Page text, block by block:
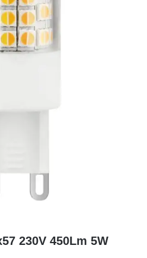
230V 450Lm 5W